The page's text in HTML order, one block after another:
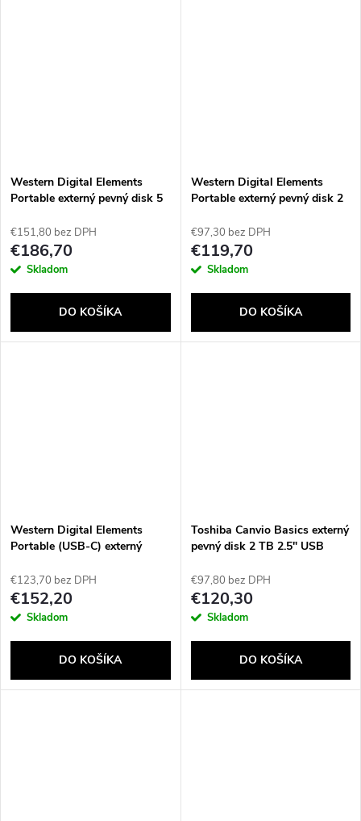
Western Digital Elements
Portable externý pevný disk 5
1 (3.1 Gen 1) Čierna
€151,80 bez DPH
€186,70
Skladom
DO KOŠÍKA
Western Digital Elements
Portable externý pevný disk 2
USB B 3.2 Gen 2 (3.1 Gen 2)
Čierna
€97,30 bez DPH
€119,70
Skladom
DO KOŠÍKA
Western Digital Elements
Portable (USB-C) externý
C 3.2 Gen 1 (3.1 Gen 1) Čierna
€123,70 bez DPH
€152,20
Skladom
DO KOŠÍKA
Toshiba Canvio Basics externý
pevný disk 2 TB 2.5" USB
Gen 1 (3.1 Gen 1) Čierna
€97,80 bez DPH
€120,30
Skladom
DO KOŠÍKA